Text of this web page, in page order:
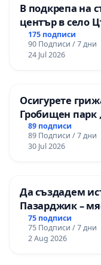
В подкрепа на
център в село
175 подписи
90 Подписи / 7 дни
24 Jul 2026
Осигурете
Гробищен парк
89 подписи
89 Подписи / 7 дни
30 Jul 2026
Да създадем
Пазарджик –
любимци
75 подписи
75 Подписи / 7 дни
2 Aug 2026